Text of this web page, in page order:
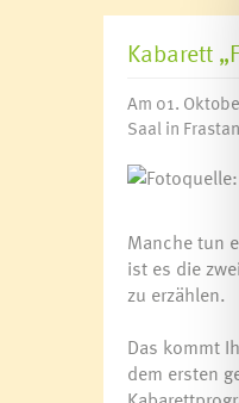
Kabarett
Am 01.
Saal in
Manche tun
ist es die
zu erzählen.
Das kommt
dem ersten